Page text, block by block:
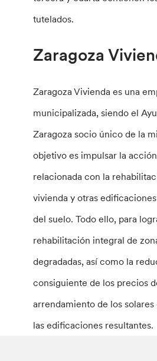
tutelados.
Zaragoza
Zaragoza Vivienda es una
municipalizada, siendo el
Zaragoza socio único de la
objetivo es impulsar la
relacionada con la
vivienda y otras
del suelo. Todo ello, para
rehabilitación integral de
degradadas, así como la
consiguiente de los precios
arrendamiento de los
las edificaciones resultantes.